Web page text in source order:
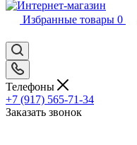
Избранные товары 0
Телефоны
+7 (917) 565-71-34
Заказать звонок